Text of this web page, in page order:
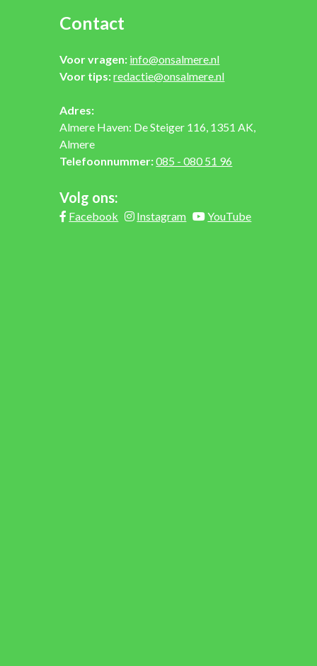
Contact
Voor vragen: info@onsalmere.nl
Voor tips:redactie@onsalmere.nl
Adres:
Almere Haven: De Steiger 116, 1351 AK,
Almere
Telefoonnummer:085 - 080 51 96
Volg ons:
Facebook Instagram YouTube